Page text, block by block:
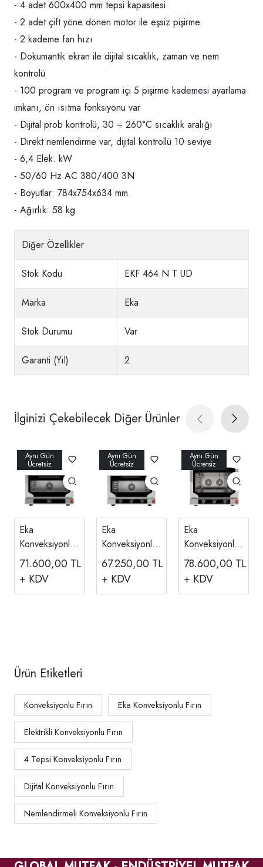
- 4 adet 600x400 mm tepsi kapasitesi
- 2 adet çift yöne dönen motor ile eşsiz pişirme
- 2 kademe fan hızı
- Dokumantik ekran ile dijital sıcaklık, zaman ve nem
kontrolü
- 100 program ve program içi 5 pişirme kademesi ayarlama
imkanı, ön ısıtma fonksiyonu var
- Dijital prob kontrolü, 30 ÷ 260°C sıcaklık aralığı
- Direkt nemlendirme var, dijital kontrollü 10 seviye
- 6,4 Elek. kW
- 50/60 Hz AC 380/400 3N
- Boyutlar: 784x754x634 mm
- Ağırlık: 58 kg
Diğer Özellikler
Stok Kodu EKF 464 N T UD
Marka Eka
Stok Durumu Var
Garanti (Yıl) 2
İlginizi Çekebilecek Diğer Ürünler
Eka
Konveksiyonlu
Fırın, Dijital,
Elektrikli, 3
Tepsi 40x60
71.600,00 TL
+ KDV
Eka
Konveksiyonlu
Fırın Manuel
Elektrikli, 3
Tepsi 40x60
67.250,00 TL
+ KDV
Eka
Konveksiyonlu
Fırın Manuel
Elektrikli, 4
Tepsi 40x60
78.600,00 TL
+ KDV
Ürün Etiketleri
Konveksiyonlu Fırın Eka Konveksiyonlu Fırın
Elektrikli Konveksiyonlu Fırın
4 Tepsi Konveksiyonlu Fırın
Dijital Konveksiyonlu Fırın
Nemlendirmeli Konveksiyonlu Fırın